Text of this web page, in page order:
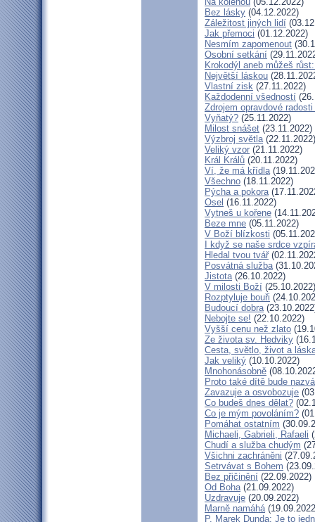
Bez lásky (04.12.2022)
Záležitost jiných lidí
Jak přemoci (01.12.2022)
Nesmím zapomenout
Osobní setkání
Krokodýl aneb můžeš
Největší láskou
Vlastní zisk (27.11.2022)
Každodenní všedností
Zdrojem opravdové
Vyňatý? (25.11.2022)
Milost snášet (23.11.2022)
Výzbroj světla(22.11.2022)
Veliký vzor (21.11.2022)
Král Králů (20.11.2022)
Ví, že má křídla
Všechno (18.11.2022)
Pýcha a pokora
Osel (16.11.2022)
Vytneš u kořene
Beze mne (05.11.2022)
V Boží blízkosti
I když se naše srdce
Hledal tvou tvář
Posvátná služba
Jistota(26.10.2022)
V milosti Boží (25.10.2022)
Rozptyluje bouři
Budoucí dobra
Nebojte se! (22.10.2022)
Vyšší cenu než zlato
Ze života sv. Hedviky
Cesta, světlo, život a
Jak veliký (10.10.2022)
Mnohonásobně
Proto také dítě bude
Zavazuje a osvobozuje
Co budeš dnes dělat?
Co je mým povoláním?
Pomáhat ostatním
Michaeli, Gabrieli, Rafaeli
Chudí a služba chudým
Všichni zachráněni
Setrvávat s Bohem
Bez přičinění (22.09.2022)
Od Boha(21.09.2022)
Uzdravuje (20.09.2022)
Marně namáhá
P. Marek Dunda: Je to